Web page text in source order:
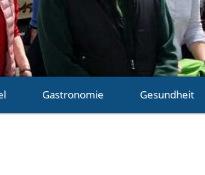
Gastronomie Gesundheit